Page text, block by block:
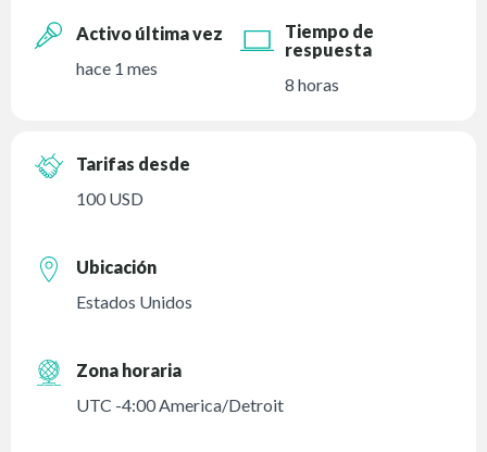
Activo última vez
hace 1 mes
Tiempo de
respuesta
8 horas
Tarifas desde
100 USD
Ubicación
Estados Unidos
Zona horaria
UTC -4:00 America/Detroit